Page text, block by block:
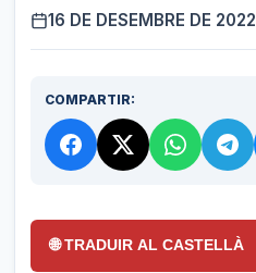
16 DE DESEMBRE DE 2022
COMPARTIR:
🌐 TRADUIR AL CASTELLÀ